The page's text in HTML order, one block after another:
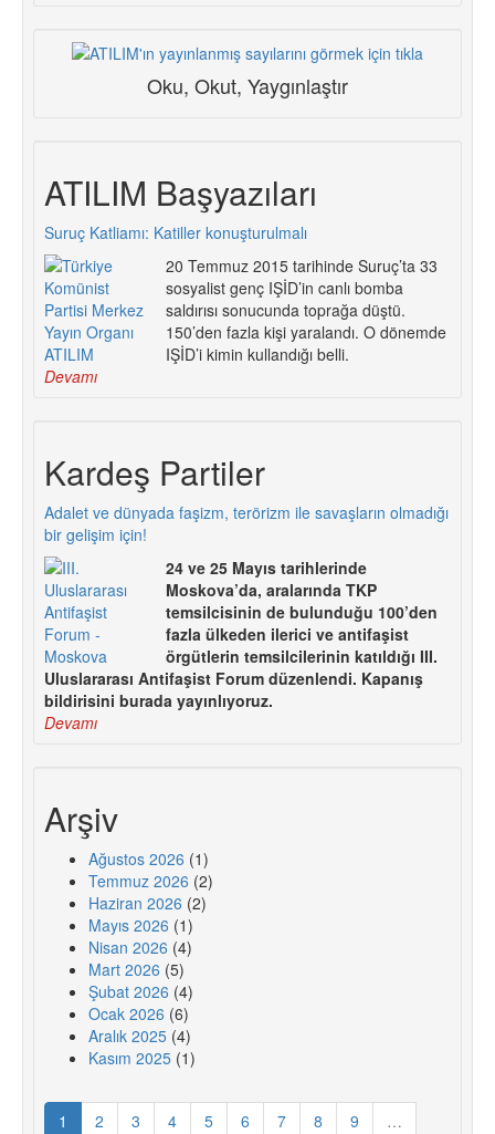
Oku, Okut, Yaygınlaştır
ATILIM Başyazıları
Suruç Katliamı: Katiller konuşturulmalı
20 Temmuz 2015 tarihinde Suruç’ta 33
sosyalist genç IŞİD’in canlı bomba
saldırısı sonucunda toprağa düştü.
150’den fazla kişi yaralandı. O dönemde
IŞİD’i kimin kullandığı belli.
Devamı
Kardeş Partiler
Adalet ve dünyada faşizm, terörizm ile savaşların olmadığı
bir gelişim için!
24 ve 25 Mayıs tarihlerinde
Moskova’da, aralarında TKP
temsilcisinin de bulunduğu 100’den
fazla ülkeden ilerici ve antifaşist
örgütlerin temsilcilerinin katıldığı III.
Uluslararası Antifaşist Forum düzenlendi. Kapanış
bildirisini burada yayınlıyoruz.
Devamı
Arşiv
Ağustos 2026 (1)
Temmuz 2026 (2)
Haziran 2026 (2)
Mayıs 2026 (1)
Nisan 2026 (4)
Mart 2026 (5)
Şubat 2026 (4)
Ocak 2026 (6)
Aralık 2025 (4)
Kasım 2025 (1)
1 2 3 4 5 6 7 8 9 …